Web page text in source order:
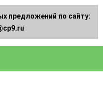
предложений по сайту: